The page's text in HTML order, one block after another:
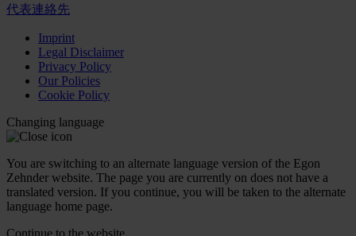
代表連絡先
Imprint
Legal Disclaimer
Privacy Policy
Our Policies
Cookie Policy
Changing language
You are switching to an alternate language version of the Egon
Zehnder website. The page you are currently on does not have a
translated version. If you continue, you will be taken to the alternate
language home page.